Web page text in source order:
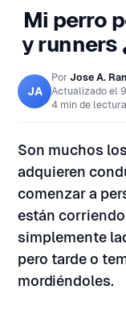
Mi perro
y runners
JA
Por Jose A.
Actualizado el
4 min de lectura
Son muchos
adquieren
comenzar a
están
simplemente
pero tarde o
mordiéndoles.